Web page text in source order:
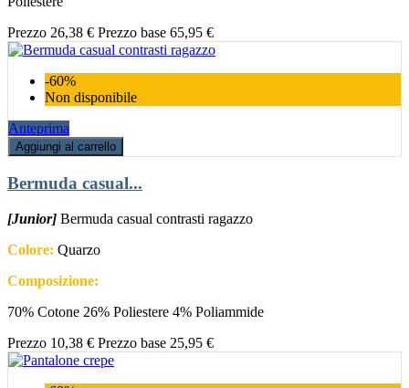
Prezzo 26,38 € Prezzo base 65,95 €
-60%
Non disponibile
Anteprima
Aggiungi al carrello
Bermuda casual...
[Junior] Bermuda casual contrasti ragazzo
Colore: Quarzo
Composizione:
70% Cotone 26% Poliestere 4% Poliammide
Prezzo 10,38 € Prezzo base 25,95 €